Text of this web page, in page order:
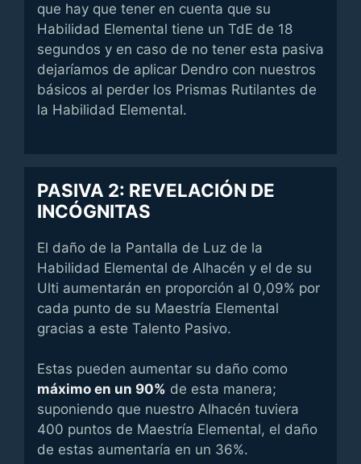
que hay que tener en cuenta que su
Habilidad Elemental tiene un TdE de 18
segundos y en caso de no tener esta pasiva
dejaríamos de aplicar Dendro con nuestros
básicos al perder los Prismas Rutilantes de
la Habilidad Elemental.
PASIVA 2: REVELACIÓN DE
INCÓGNITAS
El daño de la Pantalla de Luz de la
Habilidad Elemental de Alhacén y el de su
Ulti aumentarán en proporción al 0,09% por
cada punto de su Maestría Elemental
gracias a este Talento Pasivo.
Estas pueden aumentar su daño como
máximo en un 90% de esta manera;
suponiendo que nuestro Alhacén tuviera
400 puntos de Maestría Elemental, el daño
de estas aumentaría en un 36%.